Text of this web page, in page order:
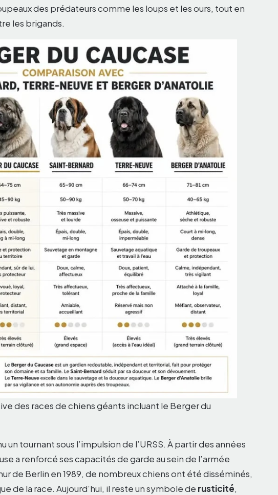
des prédateurs comme les loups et les ours, tout en
les brigands.
des races de chiens géants incluant le Berger du
un tournant sous l’impulsion de l’URSS. À partir des années
a renforcé ses capacités de garde au sein de l’armée
de Berlin en 1989, de nombreux chiens ont été disséminés,
de la race. Aujourd’hui, il reste un symbole de rusticité,